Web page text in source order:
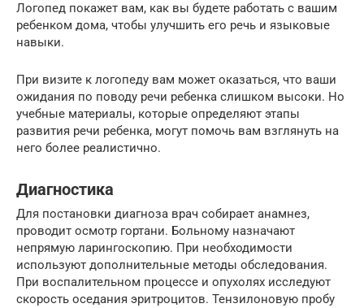
Логопед покажет вам, как вы будете работать с вашим
ребенком дома, чтобы улучшить его речь и языковые
навыки.
При визите к логопеду вам может оказаться, что ваши
ожидания по поводу речи ребенка слишком высоки. Но
учебные материалы, которые определяют этапы
развития речи ребенка, могут помочь вам взглянуть на
него более реалистично.
Диагностика
Для постановки диагноза врач собирает анамнез,
проводит осмотр гортани. Больному назначают
непрямую ларингоскопию. При необходимости
используют дополнительные методы обследования.
При воспалительном процессе и опухолях исследуют
скорость оседания эритроцитов. Тензилоновую пробу